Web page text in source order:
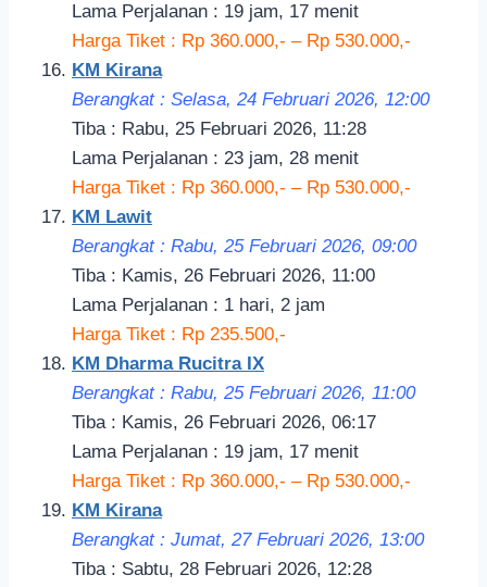
Lama Perjalanan : 19 jam, 17 menit
Harga Tiket : Rp 360.000,- – Rp 530.000,-
KM Kirana
Berangkat : Selasa, 24 Februari 2026, 12:00
Tiba : Rabu, 25 Februari 2026, 11:28
Lama Perjalanan : 23 jam, 28 menit
Harga Tiket : Rp 360.000,- – Rp 530.000,-
KM Lawit
Berangkat : Rabu, 25 Februari 2026, 09:00
Tiba : Kamis, 26 Februari 2026, 11:00
Lama Perjalanan : 1 hari, 2 jam
Harga Tiket : Rp 235.500,-
KM Dharma Rucitra IX
Berangkat : Rabu, 25 Februari 2026, 11:00
Tiba : Kamis, 26 Februari 2026, 06:17
Lama Perjalanan : 19 jam, 17 menit
Harga Tiket : Rp 360.000,- – Rp 530.000,-
KM Kirana
Berangkat : Jumat, 27 Februari 2026, 13:00
Tiba : Sabtu, 28 Februari 2026, 12:28